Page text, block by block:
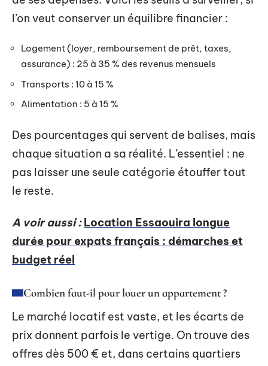
l’on veut conserver un équilibre financier :
Logement (loyer, remboursement de prêt, taxes,
assurance) : 25 à 35 % des revenus mensuels
Transports : 10 à 15 %
Alimentation : 5 à 15 %
Des pourcentages qui servent de balises, mais
chaque situation a sa réalité. L’essentiel : ne
pas laisser une seule catégorie étouffer tout
le reste.
A voir aussi : Location Essaouira longue
durée pour expats français : démarches et
budget réel
Combien faut-il pour louer un appartement ?
Le marché locatif est vaste, et les écarts de
prix donnent parfois le vertige. On trouve des
offres dès 500 € et, dans certains quartiers